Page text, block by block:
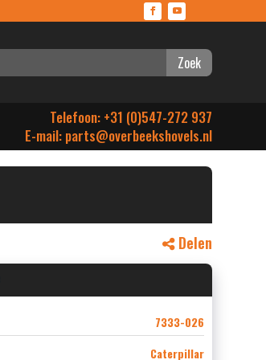
Zoek
Telefoon: +31 (0)547-272 937
E-mail: parts@overbeekshovels.nl
Delen
7333-026
Caterpillar